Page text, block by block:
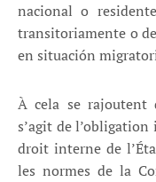
nacional o
transitoriamente o
en situación
À cela se rajoutent
s’agit de
droit interne de
les normes de la